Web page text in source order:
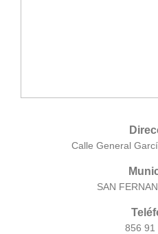
Calle General
SAN
856 91